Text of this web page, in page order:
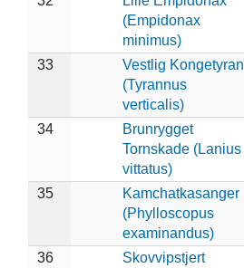
(Empidonax
minimus)
33
Vestlig Kongetyran
(Tyrannus
verticalis)
34
Brunrygget
Tornskade (Lanius
vittatus)
35
Kamchatkasanger
(Phylloscopus
examinandus)
36
Skovvipstjert